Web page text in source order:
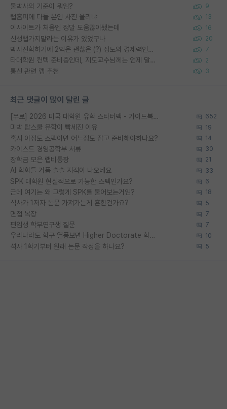
물박사의 기준이 뭐임? 9
랩홈피에 다들 본인 사진 올리냐 13
이사이트가 처음엔 정말 도움많이됐는데 16
신생랩가지말라는 이유가 있었구나 20
박사진학하기에 2억은 괜찮은 (?) 정도의 경제력인가요 7
타대학원 컨텍 준비중인데, 지도교수님께는 언제 말씀드려야 할까요? 2
통신 관련 랩 추천 3
최근 댓글이 많이 달린 글
[무료] 2026 미국 대학원 유학 스타터팩 - 가이드북 & 합격자 컨택메일 템플릿 652
미박 탑스쿨 유학이 빡세진 이유 19
혹시 이정도 스펙이면 어느정도 잡고 준비해야하나요? 14
카이스트 경영공학부 서류 30
장학금 모은 랩비통장 21
AI 학회들 거품 슬슬 지적이 나오네요 33
SPK 대학원 현실적으로 가능한 스펙인가요? 6
근데 여기는 왜 그렇게 SPK를 물어보는거임? 18
석사가 1저자 논문 가져가는게 흔한건가요? 5
면접 복장 7
편입생 학부연구생 질문 7
우리나라도 학구 열풍보면 Higher Doctorate 학위가 필요하다고 봅니다. 10
석사 1학기부터 원래 논문 작성을 하나요? 5